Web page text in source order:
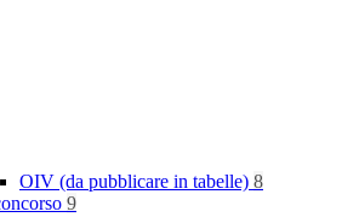
OIV (da pubblicare in tabelle) 8
9